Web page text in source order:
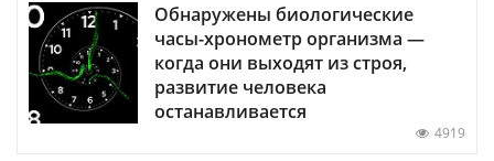
Обнаружены биологические
часы-хронометр организма —
когда они выходят из строя,
развитие человека
останавливается
4919